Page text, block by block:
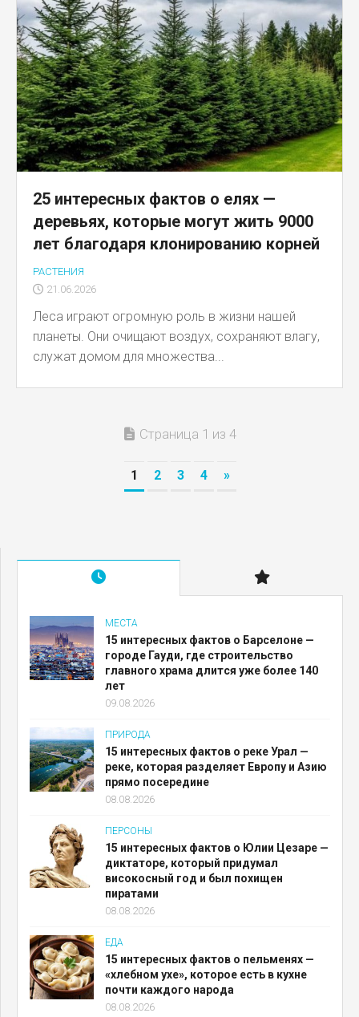
25 интересных фактов о елях —
деревьях, которые могут жить 9000
лет благодаря клонированию корней
РАСТЕНИЯ
21.06.2026
Леса играют огромную роль в жизни нашей
планеты. Они очищают воздух, сохраняют влагу,
служат домом для множества...
Страница 1 из 4
1 2 3 4 »
МЕСТА
15 интересных фактов о Барселоне —
городе Гауди, где строительство
главного храма длится уже более 140
лет
09.08.2026
ПРИРОДА
15 интересных фактов о реке Урал —
реке, которая разделяет Европу и Азию
прямо посередине
08.08.2026
ПЕРСОНЫ
15 интересных фактов о Юлии Цезаре —
диктаторе, который придумал
високосный год и был похищен
пиратами
08.08.2026
ЕДА
15 интересных фактов о пельменях —
«хлебном ухе», которое есть в кухне
почти каждого народа
08.08.2026